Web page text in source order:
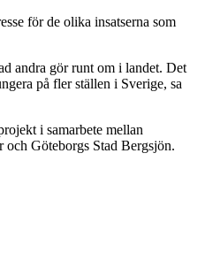
för de olika insatserna som
andra gör runt om i landet. Det
på fler ställen i Sverige, sa
i samarbete mellan
och Göteborgs Stad Bergsjön.